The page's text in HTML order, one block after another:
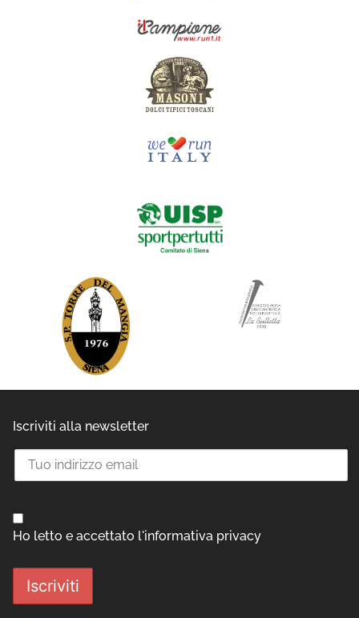
Iscriviti alla newsletter
Ho letto e accettato l'informativa privacy